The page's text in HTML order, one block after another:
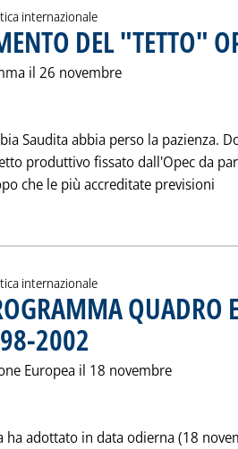
internazionale
DEL "TETTO"
il 26 novembre
Saudita abbia perso la pazienza.
produttivo fissato dall'Opec da
che le più accreditate previsioni
internazionale
QUADRO
2002
Europea il 18 novembre
ha adottato in data odierna (18